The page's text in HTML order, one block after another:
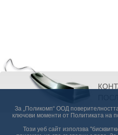
За „Поликомп“ ООД
ключови моменти от Политиката на
Този уеб сайт използва